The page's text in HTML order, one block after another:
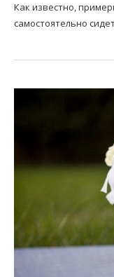
Как известно,
самостоятельно